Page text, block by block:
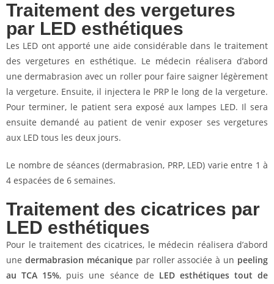
Traitement des vergetures
par LED esthétiques
Les LED ont apporté une aide considérable dans le traitement
des vergetures en esthétique. Le médecin réalisera d’abord
une dermabrasion avec un roller pour faire saigner légèrement
la vergeture. Ensuite, il injectera le PRP le long de la vergeture.
Pour terminer, le patient sera exposé aux lampes LED. Il sera
ensuite demandé au patient de venir exposer ses vergetures
aux LED tous les deux jours.
Le nombre de séances (dermabrasion, PRP, LED) varie entre 1 à
4 espacées de 6 semaines.
Traitement des cicatrices par
LED esthétiques
Pour le traitement des cicatrices, le médecin réalisera d’abord
une dermabrasion mécaniquepar roller associée à un peeling
au TCA 15%, puis une séance de LED esthétiques tout de